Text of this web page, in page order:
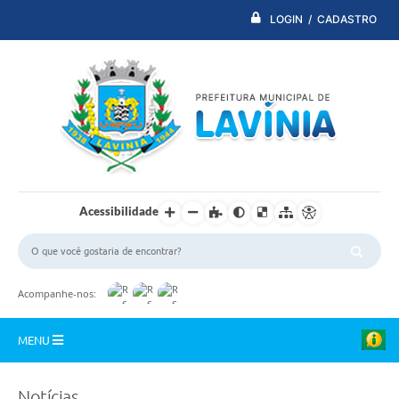
LOGIN / CADASTRO
Acessibilidade
Acompanhe-nos:
MENU
PDTI